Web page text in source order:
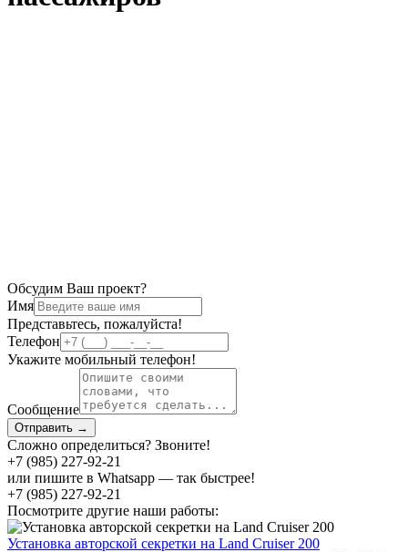
Обсудим Ваш проект?
Имя
Представьтесь, пожалуйста!
Телефон
Укажите мобильный телефон!
Сообщение
Отправить →
Сложно определиться? Звоните!
+7 (985) 227-92-21
или пишите в Whatsapp — так быстрее!
+7 (985) 227-92-21
Посмотрите другие наши работы:
Установка авторской секретки на Land Cruiser 200